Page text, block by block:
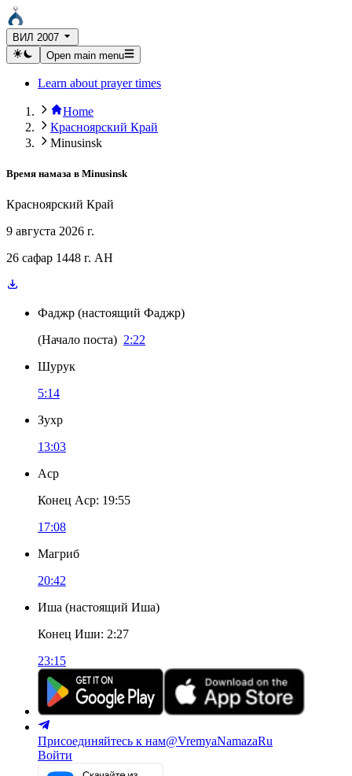
ВИЛ 2007
Open main menu
Learn about prayer times
Home
Красноярский Край
Minusinsk
Время намаза в Minusinsk
Красноярский Край
9 августа 2026 г.
26 сафар 1448 г. AH
Фаджр (настоящий Фаджр)
(Начало поста) 2:22
Шурук
5:14
Зухр
13:03
Аср
Конец Аср: 19:55
17:08
Магриб
20:42
Иша (настоящий Иша)
Конец Иши: 2:27
23:15
Присоединяйтесь к нам@VremyaNamazaRu
Войти